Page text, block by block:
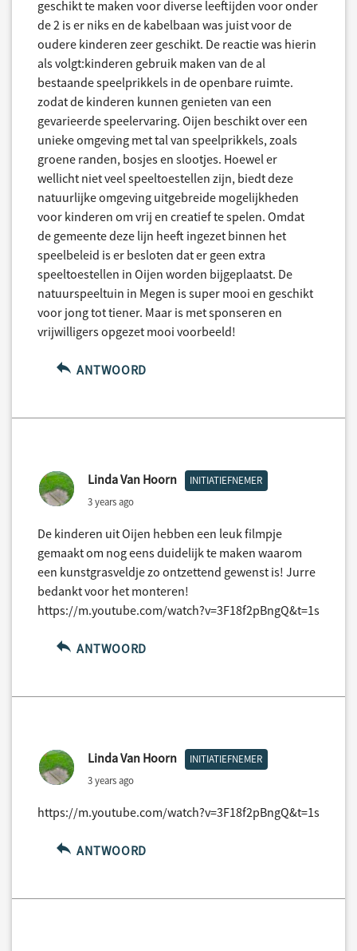
geschikt te maken voor diverse leeftijden voor onder
de 2 is er niks en de kabelbaan was juist voor de
oudere kinderen zeer geschikt. De reactie was hierin
als volgt:kinderen gebruik maken van de al
bestaande speelprikkels in de openbare ruimte.
zodat de kinderen kunnen genieten van een
gevarieerde speelervaring. Oijen beschikt over een
unieke omgeving met tal van speelprikkels, zoals
groene randen, bosjes en slootjes. Hoewel er
wellicht niet veel speeltoestellen zijn, biedt deze
natuurlijke omgeving uitgebreide mogelijkheden
voor kinderen om vrij en creatief te spelen. Omdat
de gemeente deze lijn heeft ingezet binnen het
speelbeleid is er besloten dat er geen extra
speeltoestellen in Oijen worden bijgeplaatst. De
natuurspeeltuin in Megen is super mooi en geschikt
voor jong tot tiener. Maar is met sponseren en
vrijwilligers opgezet mooi voorbeeld!
ANTWOORD
Linda Van Hoorn INITIATIEFNEMER
3 years ago
De kinderen uit Oijen hebben een leuk filmpje
gemaakt om nog eens duidelijk te maken waarom
een kunstgrasveldje zo ontzettend gewenst is! Jurre
bedankt voor het monteren!
https://m.youtube.com/watch?v=3F18f2pBngQ&t=1s
ANTWOORD
Linda Van Hoorn INITIATIEFNEMER
3 years ago
https://m.youtube.com/watch?v=3F18f2pBngQ&t=1s
ANTWOORD